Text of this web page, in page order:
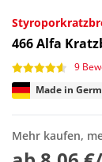
466Alfa
9
Made in
Mehr kaufen,